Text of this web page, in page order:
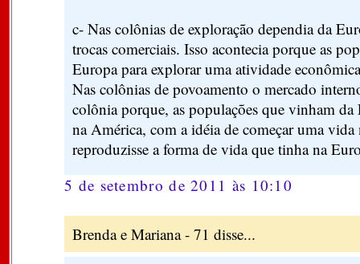
c- Nas colônias de exploração dependia da
trocas comerciais. Isso acontecia porque as
Europa para explorar uma atividade
Nas colônias de povoamento o mercado
colônia porque, as populações que vinham da
na América, com a idéia de começar uma vida
reproduzisse a forma de vida que tinha na
5 de setembro de 2011 às 10:10
Brenda e Mariana - 71 disse...